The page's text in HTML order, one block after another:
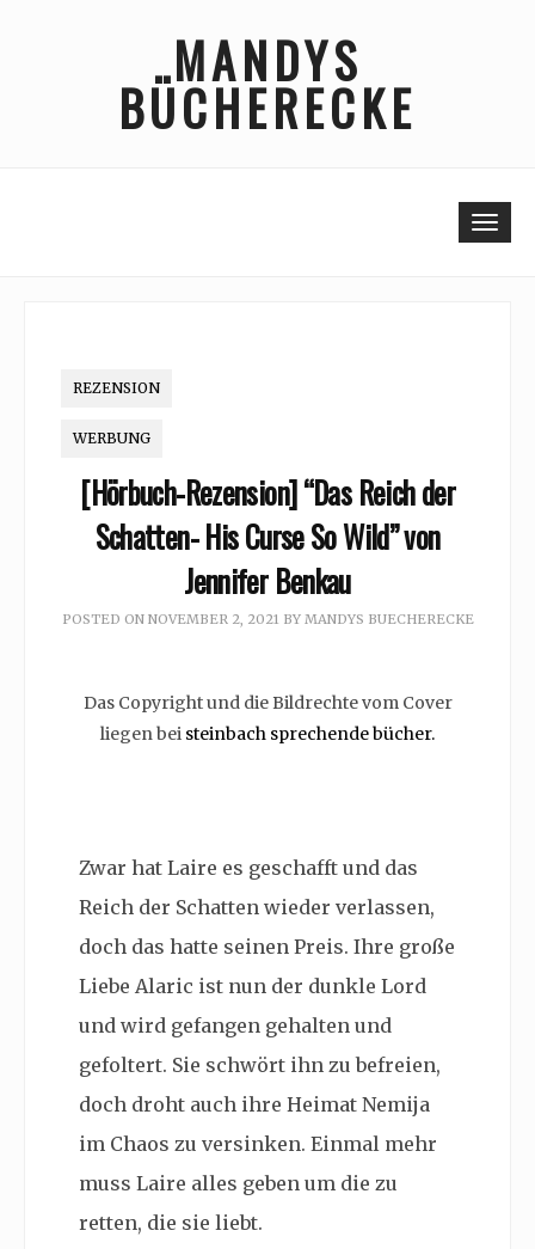
MANDYS
BÜCHERECKE
REZENSION
WERBUNG
[Hörbuch-Rezension] “Das Reich der
Schatten- His Curse So Wild” von
Jennifer Benkau
POSTED ON NOVEMBER 2, 2021 BY MANDYS BUECHERECKE
Das Copyright und die Bildrechte vom Cover
liegen bei steinbach sprechende bücher.
Zwar hat Laire es geschafft und das
Reich der Schatten wieder verlassen,
doch das hatte seinen Preis. Ihre große
Liebe Alaric ist nun der dunkle Lord
und wird gefangen gehalten und
gefoltert. Sie schwört ihn zu befreien,
doch droht auch ihre Heimat Nemija
im Chaos zu versinken. Einmal mehr
muss Laire alles geben um die zu
retten, die sie liebt.